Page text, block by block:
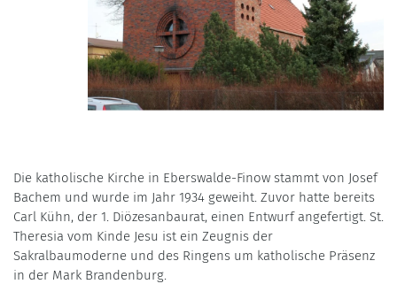
Die katholische Kirche in Eberswalde-Finow stammt von Josef
Bachem und wurde im Jahr 1934 geweiht. Zuvor hatte bereits
Carl Kühn, der 1. Diözesanbaurat, einen Entwurf angefertigt. St.
Theresia vom Kinde Jesu ist ein Zeugnis der
Sakralbaumoderne und des Ringens um katholische Präsenz
in der Mark Brandenburg.